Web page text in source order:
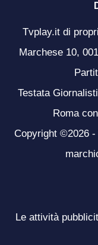
Tvplay.it di
Marchese 10,
Testata
Roma
Copyright ©2026
Le attività